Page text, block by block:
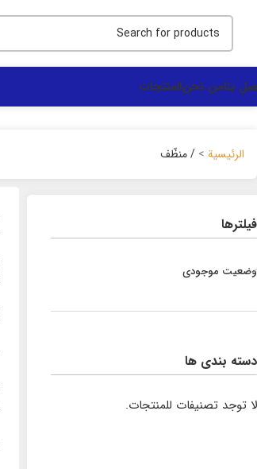
بنامن نحنالمنتجات
الرئيسية منظّف
فیلترها
وضعیت موجودی
دسته بندی ها
لا توجد تصنيفات للمنتجات.